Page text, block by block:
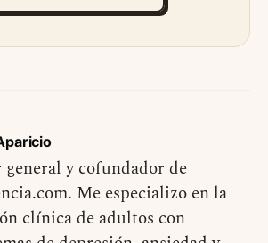
y cofundador de
Me especializo en la
clínica de adultos con